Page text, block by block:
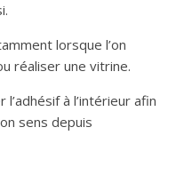
lorsque l’on
réaliser une vitrine.
à l’intérieur afin
sens depuis